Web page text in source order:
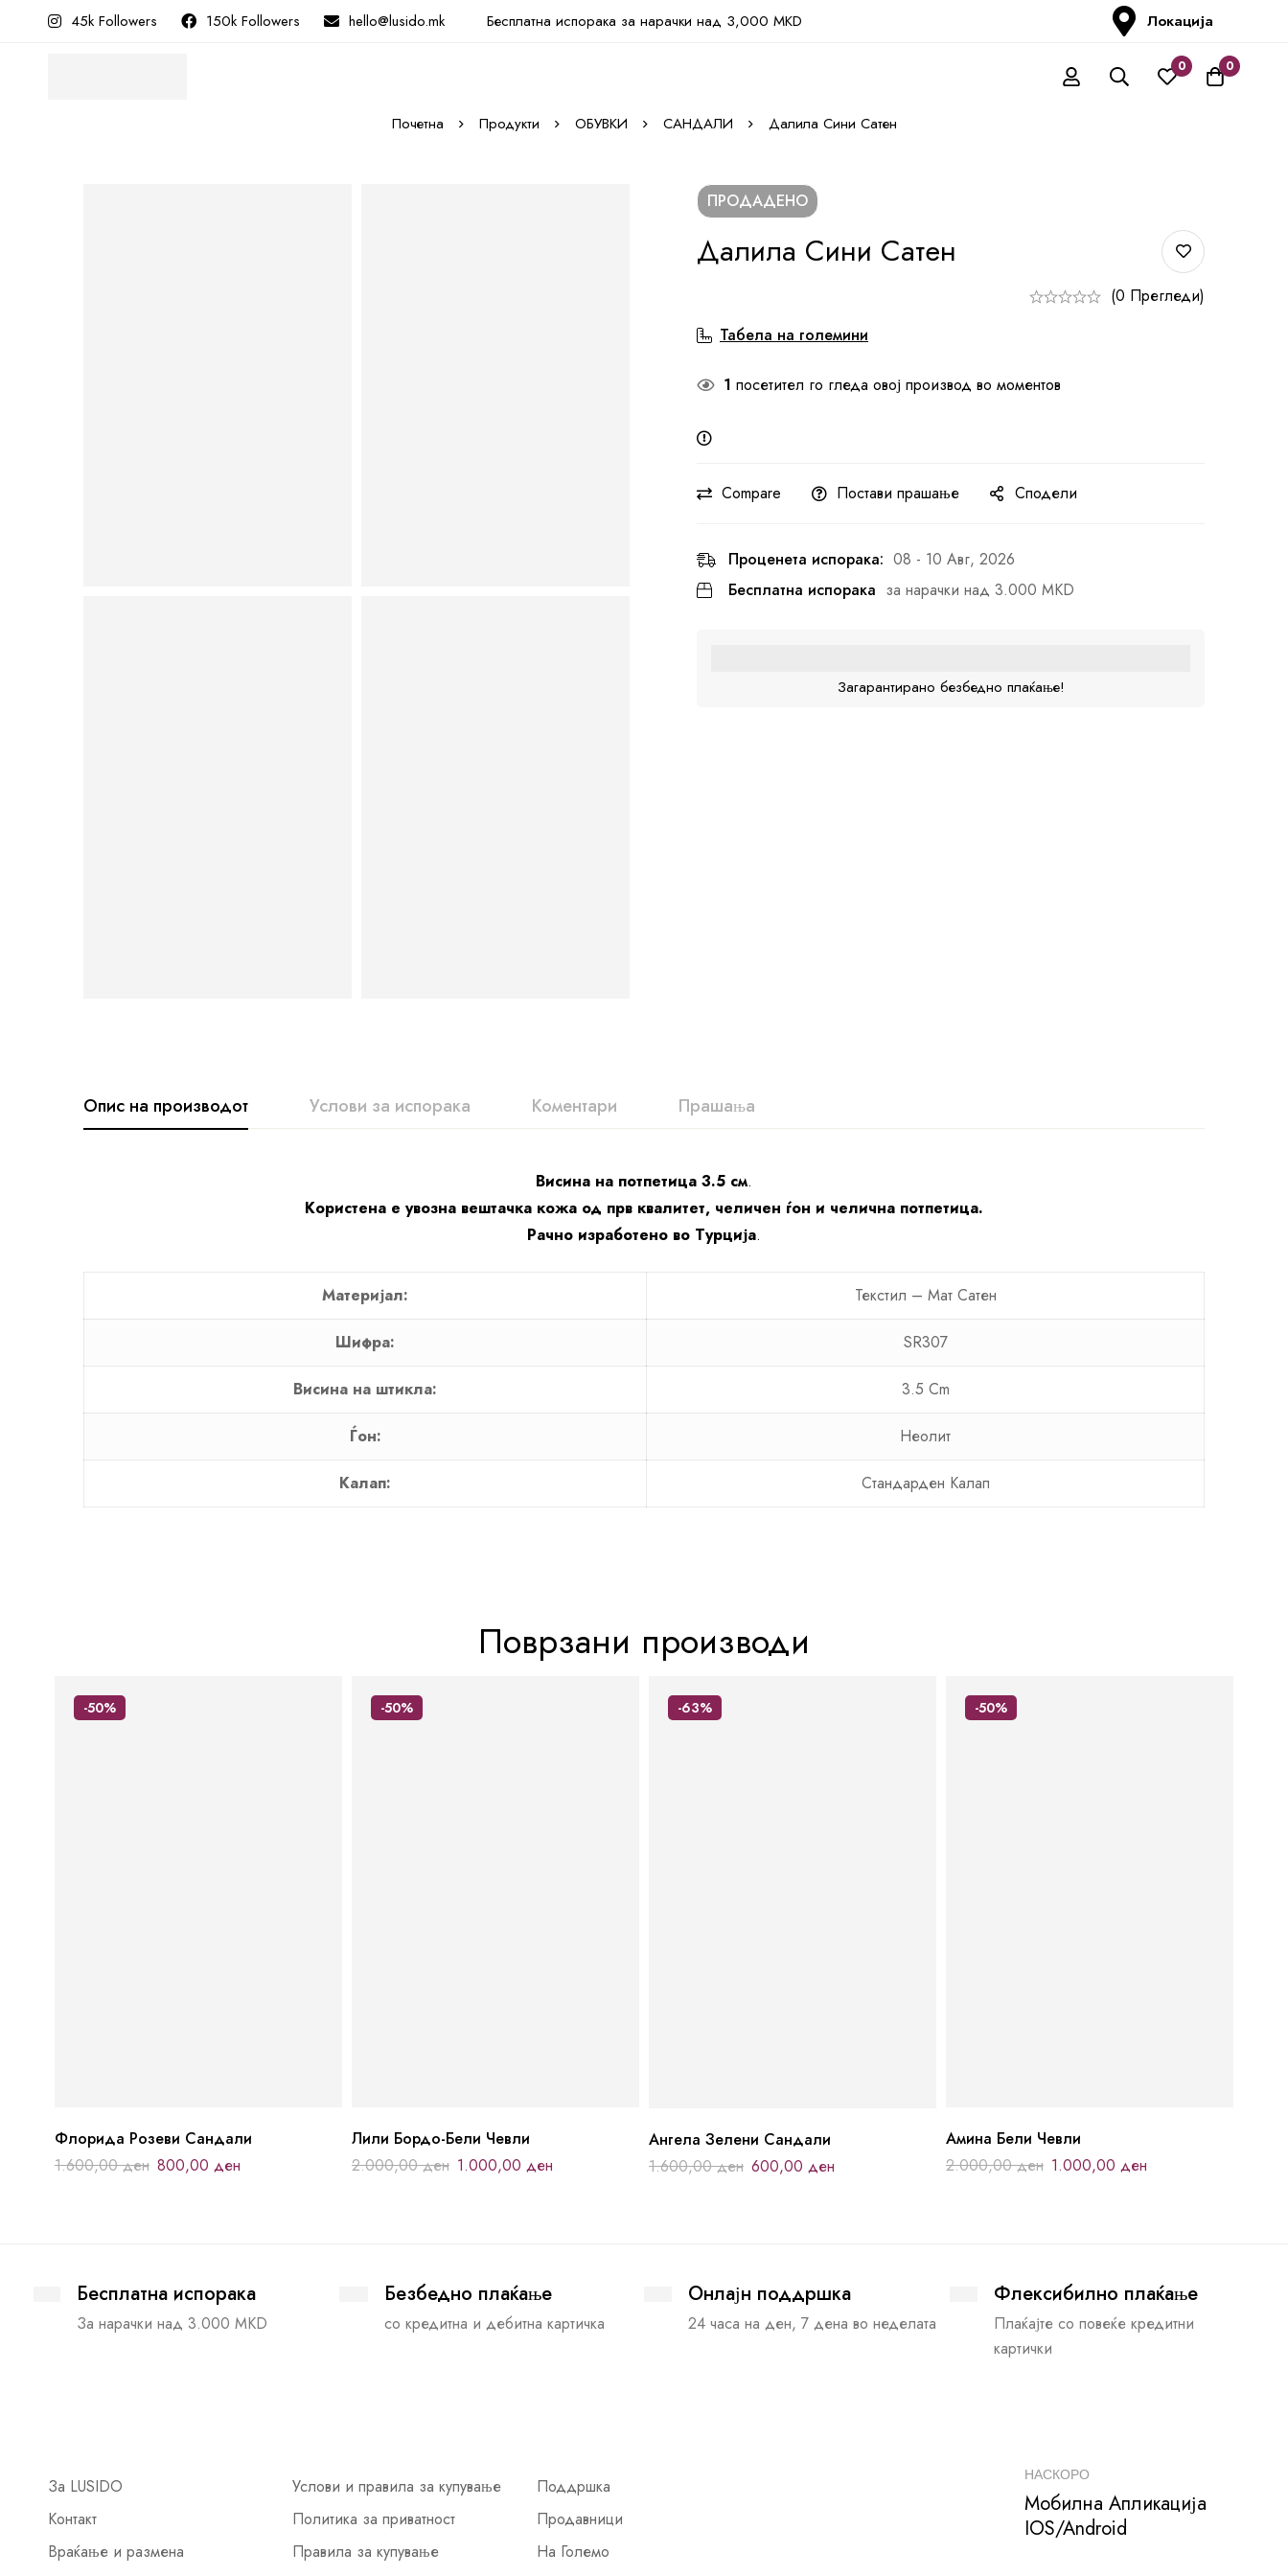
45k Followers 150k Followers hello@lusido.mk Бесплатна испорака за нарачки над 3,000 MKD Локација
0 0
Почетна Продукти ОБУВКИ САНДАЛИ Далила Сини Сатен
ПРОДАДЕНО
Далила Сини Сатен
(0 Прегледи)
Табела на големини
1 посетител го гледа овој производ во моментов
Compare Постави прашање Сподели
Проценета испорака: 08 - 10 Авг, 2026
Бесплатна испорака за нарачки над 3.000 MKD
Загарантирано безбедно плаќање!
Опис на производот Услови за испорака Коментари Прашања
Висина на потпетица 3.5 см.
Користена е увозна вештачка кожа од прв квалитет, челичен ѓон и челична потпетица.
Рачно изработено во Турција.
Материјал: Текстил – Мат Сатен
Шифра: SR307
Висина на штикла: 3.5 Cm
Ѓон: Неолит
Калап: Стандарден Калап
Поврзани производи
-50%
Флорида Розеви Сандали
1.600,00ден 800,00 ден
-50%
Лили Бордо-Бели Чевли
2.000,00ден 1.000,00 ден
-63%
Ангела Зелени Сандали
1.600,00ден 600,00 ден
-50%
Амина Бели Чевли
2.000,00ден 1.000,00 ден
Бесплатна испорака
За нарачки над 3.000 MKD
Безбедно плаќање
со кредитна и дебитна картичка
Онлајн поддршка
24 часа на ден, 7 дена во неделата
Флексибилно плаќање
Плаќајте со повеќе кредитни
картички
За LUSIDO
Контакт
Враќање и размена
Услови и правила за купување
Политика за приватност
Правила за купување
Поддршка
Продавници
На Големо
НАСКОРО
Мобилна Апликација
IOS/Android